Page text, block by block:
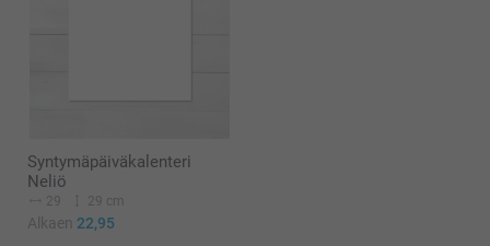
Syntymäpäiväkalenteri
Neliö
29 29 cm
Alkaen 22,95